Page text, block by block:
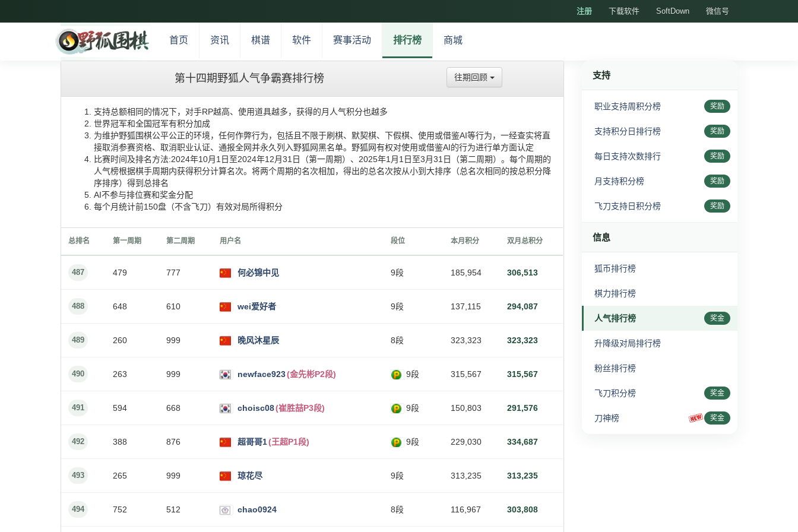
注册 下载软件 SoftDown 微信号
首页 资讯 棋谱 软件 赛事活动 排行榜 商城
第十四期野狐人气争霸赛排行榜 往期回顾
支持总额相同的情况下，对手RP越高、使用道具越多，获得的月人气积分也越多
世界冠军和全国冠军有积分加成
为维护野狐围棋公平公正的环境，任何作弊行为，包括且不限于刷棋、默契棋、下假棋、使用或借鉴AI等行为，一经查实将直
接取消参赛资格、取消职业认证、通报全网并永久列入野狐网黑名单。野狐网有权对使用或借鉴AI的行为进行单方面认定
比赛时间及排名方法:2024年10月1日至2024年12月31日（第一周期）、2025年1月1日至3月31日（第二周期）。每个周期的
人气榜根据棋手周期内获得积分计算名次。将两个周期的名次相加，得出的总名次按从小到大排序（总名次相同的按总积分降
序排序）得到总排名
AI不参与排位赛和奖金分配
每个月统计前150盘（不含飞刀）有效对局所得积分
总排名 第一周期 第二周期 用户名 段位 本月积分 双月总积分
487 479 777 何必锦中见 9段 185,954 306,513
488 648 610 wei爱好者 9段 137,115 294,087
489 260 999 晚风沐星辰 8段 323,323 323,323
490 263 999 newface923(金先彬P2段) 9段 315,567 315,567
491 594 668 choisc08(崔胜喆P3段) 9段 150,803 291,576
492 388 876 超哥哥1(王超P1段) 9段 229,030 334,687
493 265 999 琼花尽 9段 313,235 313,235
494 752 512 chao0924 8段 116,967 303,808
支持
职业支持周积分榜 奖励
支持积分日排行榜 奖励
每日支持次数排行 奖励
月支持积分榜 奖励
飞刀支持日积分榜 奖励
信息
狐币排行榜
棋力排行榜
人气排行榜 奖金
升降级对局排行榜
粉丝排行榜
飞刀积分榜 奖金
刀神榜 奖金